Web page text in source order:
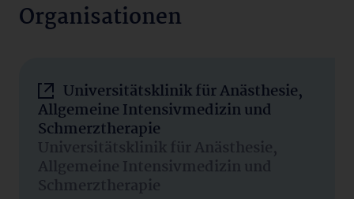
Organisationen
Universitätsklinik für Anästhesie,
Allgemeine Intensivmedizin und
Schmerztherapie
Universitätsklinik für Anästhesie,
Allgemeine Intensivmedizin und
Schmerztherapie